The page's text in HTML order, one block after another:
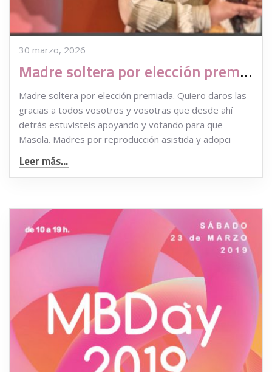
30 marzo, 2026
Madre soltera por elección premiada. Premio Concienciación 2018
Madre soltera por elección premiada. Quiero daros las
gracias a todos vosotros y vosotras que desde ahí
detrás estuvisteis apoyando y votando para que
Masola. Madres por reproducción asistida y adopci
Leer más...